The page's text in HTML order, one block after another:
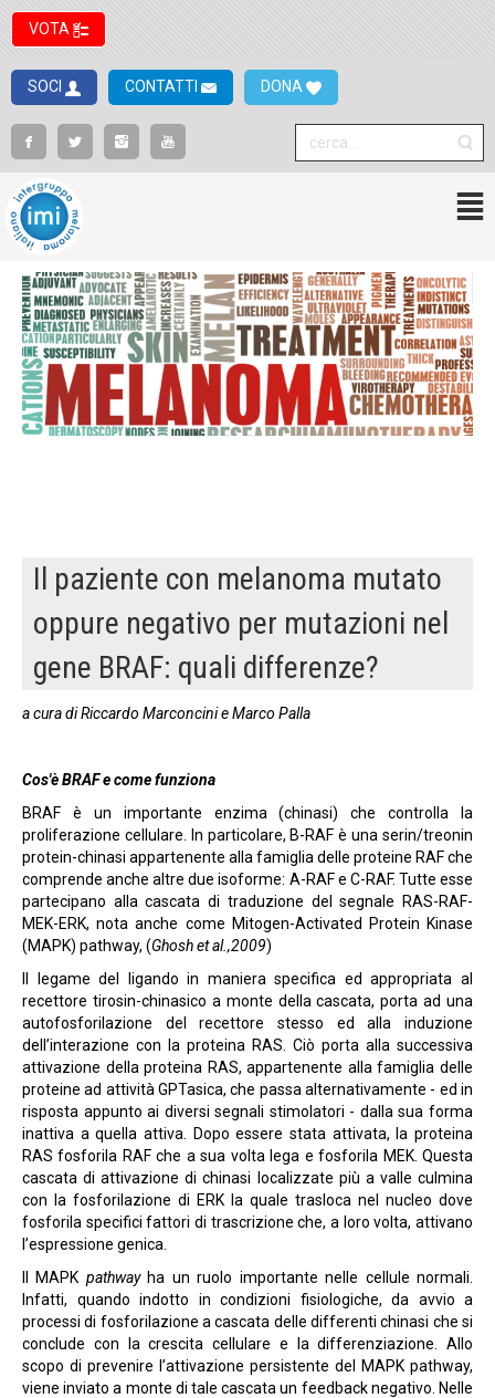
VOTA
SOCI CONTATTI DONA
Il paziente con melanoma mutato
oppure negativo per mutazioni nel
gene BRAF: quali differenze?
a cura di Riccardo Marconcini e Marco Palla
Cos'è BRAF e come funziona
BRAF è un importante enzima (chinasi) che controlla la
proliferazione cellulare. In particolare, B-RAF è una serin/treonin
protein-chinasi appartenente alla famiglia delle proteine RAF che
comprende anche altre due isoforme: A-RAF e C-RAF. Tutte esse
partecipano alla cascata di traduzione del segnale RAS-RAF-
MEK-ERK, nota anche come Mitogen-Activated Protein Kinase
(MAPK) pathway, (Ghosh et al.,2009)
Il legame del ligando in maniera specifica ed appropriata al
recettore tirosin-chinasico a monte della cascata, porta ad una
autofosforilazione del recettore stesso ed alla induzione
dell’interazione con la proteina RAS. Ciò porta alla successiva
attivazione della proteina RAS, appartenente alla famiglia delle
proteine ad attività GPTasica, che passa alternativamente - ed in
risposta appunto ai diversi segnali stimolatori - dalla sua forma
inattiva a quella attiva. Dopo essere stata attivata, la proteina
RAS fosforila RAF che a sua volta lega e fosforila MEK. Questa
cascata di attivazione di chinasi localizzate più a valle culmina
con la fosforilazione di ERK la quale trasloca nel nucleo dove
fosforila specifici fattori di trascrizione che, a loro volta, attivano
l’espressione genica.
Il MAPK pathwayha un ruolo importante nelle cellule normali.
Infatti, quando indotto in condizioni fisiologiche, da avvio a
processi di fosforilazione a cascata delle differenti chinasi che si
conclude con la crescita cellulare e la differenziazione. Allo
scopo di prevenire l’attivazione persistente del MAPK pathway,
viene inviato a monte di tale cascata un feedback negativo. Nelle